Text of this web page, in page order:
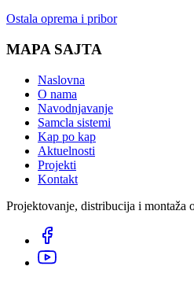
Ostala oprema i pribor
MAPA SAJTA
Naslovna
O nama
Navodnjavanje
Samcla sistemi
Kap po kap
Aktuelnosti
Projekti
Kontakt
Projektovanje, distribucija i montaža